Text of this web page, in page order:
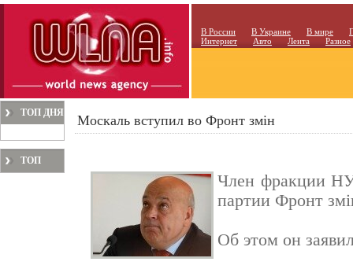
В России В Украине В мире
Интернет
Авто Лента Разное
ТОП ДНЯ
ТОП
Москаль вступил во Фронт змін
Член фракции
партии Фронт
Об этом он